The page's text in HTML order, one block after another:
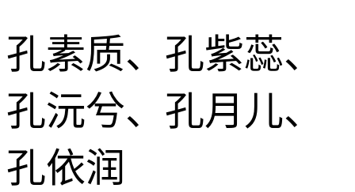
孔素质、孔紫蕊、
孔沅兮、孔月儿、
孔依润